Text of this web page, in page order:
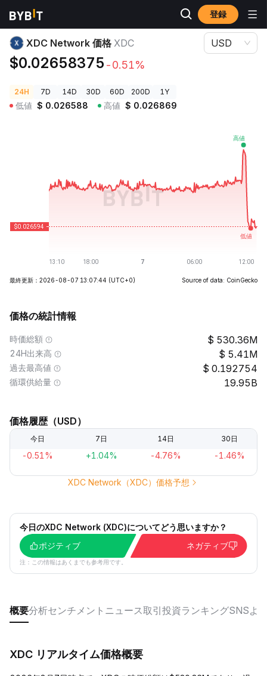
登録
暗号資産価格
XDC Network 価格 XDC
$0.02658375 -0.51%
USD
24H 7D 14D 30D 60D 200D 1Y
低値 $ 0.026588 高値 $ 0.026869
最終更新：2026-08-07 13:07:44 (UTC+0) Source of data: CoinGecko
価格の統計情報
時価総額 530.36M
24H出来高 5.41M
過去最高値 0.192754
循環供給量 19.95B
価格履歴（USD）
今日 7日 14日 30日
-0.51% +1.04% -4.76% -1.46%
XDC Network（XDC）価格予想
今日のXDC Network (XDC)についてどう思いますか？
ポジティブ
ネガティブ
注：この情報はあくまでも参考用です。
概要分析センチメント ニュース取引投資ランキングSNSよ
XDC リアルタイム価格概要